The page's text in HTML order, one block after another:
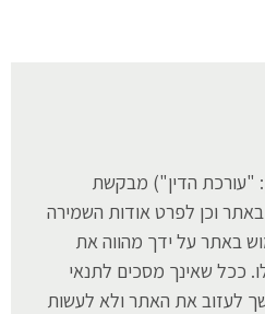
"עורכת הדין") מבקשת
וכן לפרט אודות השמירה
באתר על ידך מהווה את
ככל שאינך מסכים לתנאי
לעזוב את האתר ולא לעשות